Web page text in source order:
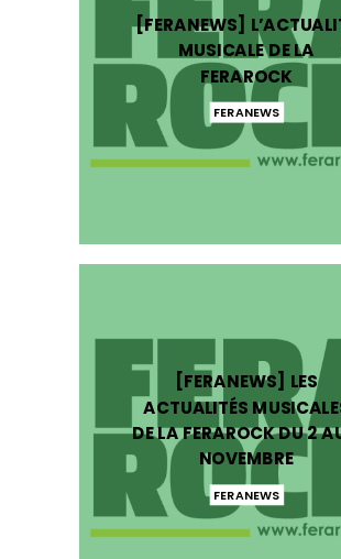
[FERANEWS]
MUSICALE DE LA
FERAROCK
FERANEWS
[FERANEWS] LES
ACTUALITÉS
DE LA FERAROCK DU 2
NOVEMBRE
FERANEWS